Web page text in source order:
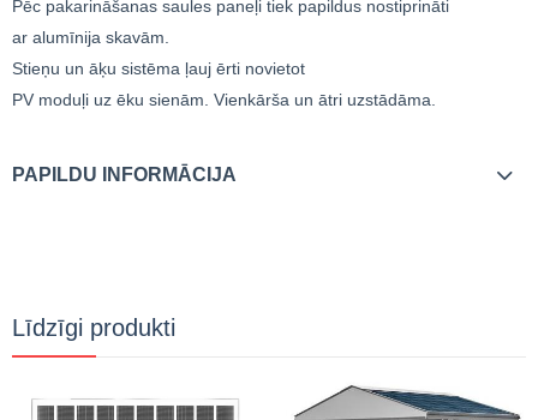
Pēc pakarināšanas saules paneļi tiek papildus nostiprināti
ar alumīnija skavām.
Stieņu un āķu sistēma ļauj ērti novietot
PV moduļi uz ēku sienām. Vienkārša un ātri uzstādāma.
PAPILDU INFORMĀCIJA
Līdzīgi produkti